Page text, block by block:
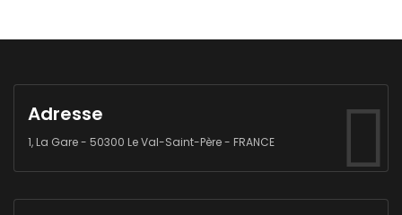
Adresse
1, La Gare - 50300 Le Val-Saint-Père - FRANCE